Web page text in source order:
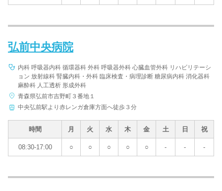
弘前中央病院
内科 呼吸器内科 循環器科 外科 呼吸器外科 心臓血管外科 リハビリテーシ
ョン 放射線科 腎臓内科・外科 臨床検査・病理診断 糖尿病内科 消化器科
麻酔科 人工透析 形成外科
青森県弘前市吉野町３番地１
中央弘前駅より赤レンガ倉庫方面へ徒歩３分
時間 月 火 水 木 金 土 日 祝
08:30-17:00 ○ ○ ○ ○ ○ - - -